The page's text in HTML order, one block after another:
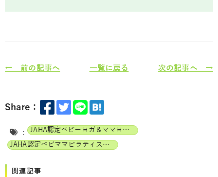
← 前の記事へ 一覧に戻る 次の記事へ →
Share：
:
JAHA認定ベビーヨガ＆ママヨガインストラクター
JAHA認定ベビママピラティスインストラクター
関連記事